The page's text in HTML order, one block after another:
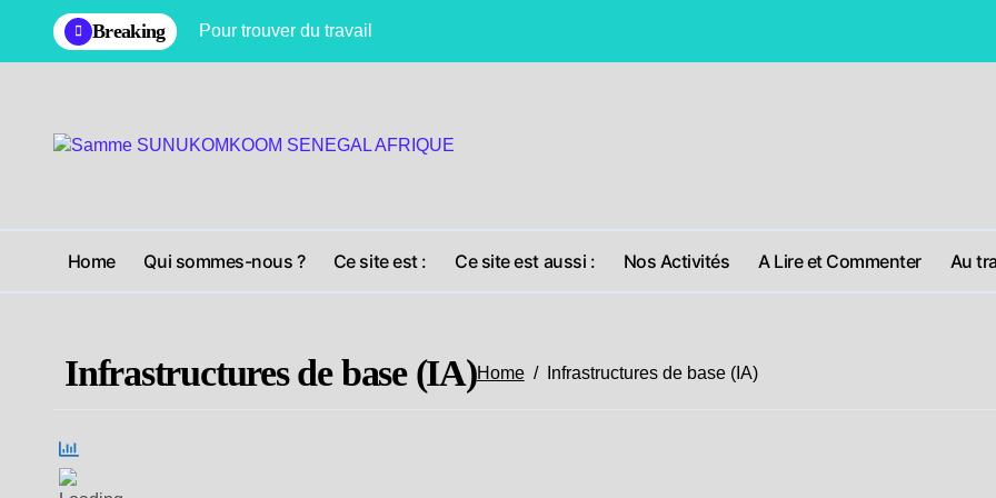
content
Breaking Pour trouver du travail Pour une
Home Qui sommes-nous ? Ce site est : Ce site est aussi : Nos Activités A Lire et Commenter Au
Infrastructures de base (IA)Home Infrastructures de base (IA)